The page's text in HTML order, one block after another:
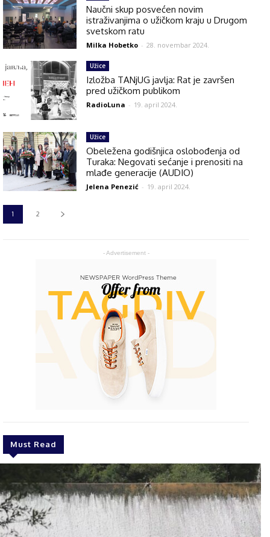
- Advertisement -
Must Read
Naučni skup posvećen novim
istraživanjima o užičkom kraju u Drugom
svetskom ratu
Milka Hobetko - 28. novembar 2024.
Užice
Izložba TANjUG javlja: Rat je završen
pred užičkom publikom
RadioLuna - 19. april 2024.
Užice
Obeležena godišnjica oslobođenja od
Turaka: Negovati sećanje i prenositi na
mlađe generacije (AUDIO)
Jelena Penezić - 19. april 2024.
1 2